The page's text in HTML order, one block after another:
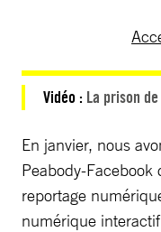
Vidéo : La prison
En janvier, nous
Peabody-Facebook
reportage
numérique